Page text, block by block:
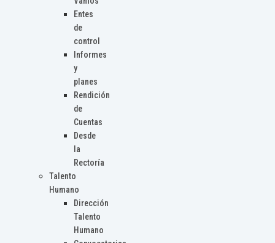
Entes
de
control
Informes
y
planes
Rendición
de
Cuentas
Desde
la
Rectoría
Talento
Humano
Dirección
Talento
Humano